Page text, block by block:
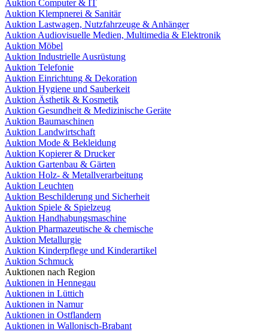
Auktion Computer & IT
Auktion Klempnerei & Sanitär
Auktion Lastwagen, Nutzfahrzeuge & Anhänger
Auktion Audiovisuelle Medien, Multimedia & Elektronik
Auktion Möbel
Auktion Industrielle Ausrüstung
Auktion Telefonie
Auktion Einrichtung & Dekoration
Auktion Hygiene und Sauberkeit
Auktion Ästhetik & Kosmetik
Auktion Gesundheit & Medizinische Geräte
Auktion Baumaschinen
Auktion Landwirtschaft
Auktion Mode & Bekleidung
Auktion Kopierer & Drucker
Auktion Gartenbau & Gärten
Auktion Holz- & Metallverarbeitung
Auktion Leuchten
Auktion Beschilderung und Sicherheit
Auktion Spiele & Spielzeug
Auktion Handhabungsmaschine
Auktion Pharmazeutische & chemische
Auktion Metallurgie
Auktion Kinderpflege und Kinderartikel
Auktion Schmuck
Auktionen nach Region
Auktionen in Hennegau
Auktionen in Lüttich
Auktionen in Namur
Auktionen in Ostflandern
Auktionen in Wallonisch-Brabant